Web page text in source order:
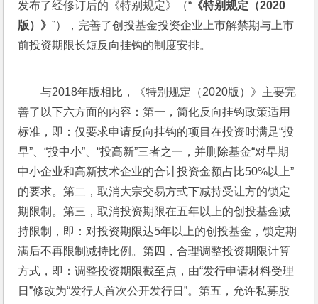
发布了经修订后的《特别规定》（“ 《特别规定（2020
版）》”），完善了创投基金投资企业上市解禁期与上市
前投资期限长短反向挂钩的制度安排。
与2018年版相比，《特别规定（2020版）》主要完
善了以下六方面的内容：第一，简化反向挂钩政策适用
标准，即：仅要求申请反向挂钩的项目在投资时满足“投
早”、“投中小”、“投高新”三者之一，并删除基金“对早期
中小企业和高新技术企业的合计投资金额占比50%以上”
的要求。第二，取消大宗交易方式下减持受让方的锁定
期限制。第三，取消投资期限在五年以上的创投基金减
持限制，即：对投资期限达5年以上的创投基金，锁定期
满后不再限制减持比例。第四，合理调整投资期限计算
方式，即：调整投资期限截至点，由“发行申请材料受理
日”修改为“发行人首次公开发行日”。第五，允许私募股